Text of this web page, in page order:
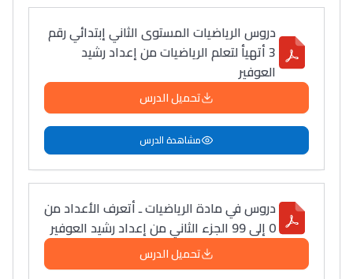
دروس الرياضيات المستوى الثاني إبتدائي رقم
3 أتهيأ لتعلم الرياضيات من إعداد رشيد
العوفير
تحميل الدرس
مشاهدة الدرس
دروس في مادة الرياضيات ـ أتعرف الأعداد من
0 إلى 99 الجزء الثاني من إعداد رشيد العوفير
تحميل الدرس